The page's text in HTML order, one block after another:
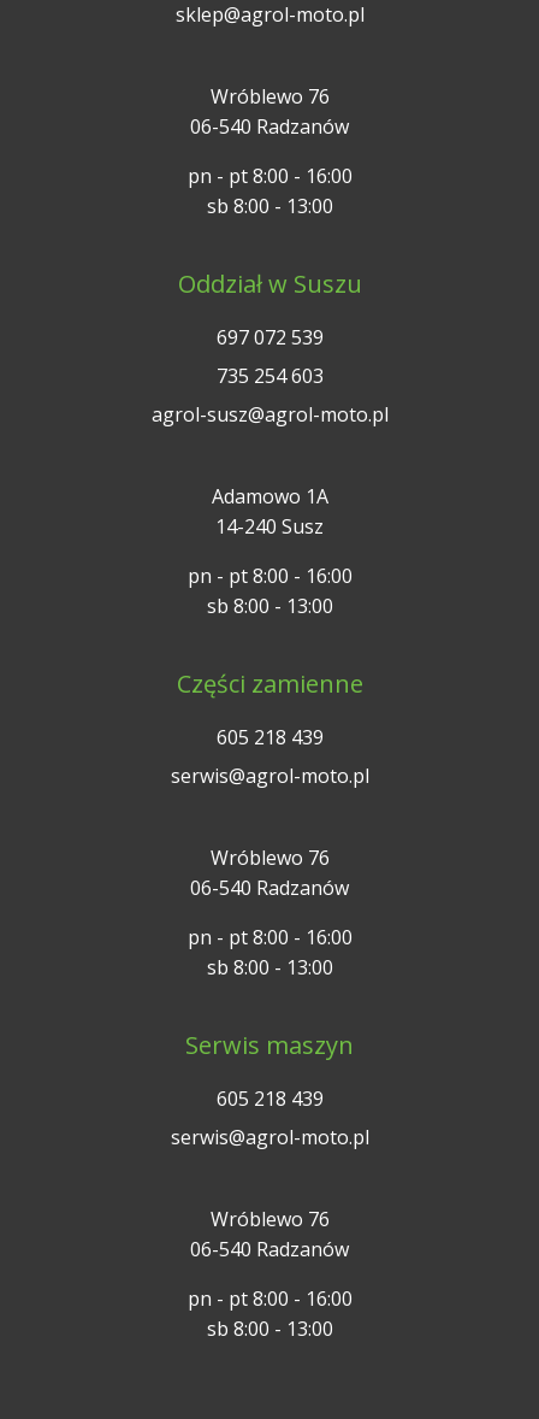
sklep@agrol-moto.pl
Wróblewo 76
06-540 Radzanów
pn - pt 8:00 - 16:00
sb 8:00 - 13:00
Oddział w Suszu
697 072 539
735 254 603
agrol-susz@agrol-moto.pl
Adamowo 1A
14-240 Susz
pn - pt 8:00 - 16:00
sb 8:00 - 13:00
Części zamienne
605 218 439
serwis@agrol-moto.pl
Wróblewo 76
06-540 Radzanów
pn - pt 8:00 - 16:00
sb 8:00 - 13:00
Serwis maszyn
605 218 439
serwis@agrol-moto.pl
Wróblewo 76
06-540 Radzanów
pn - pt 8:00 - 16:00
sb 8:00 - 13:00